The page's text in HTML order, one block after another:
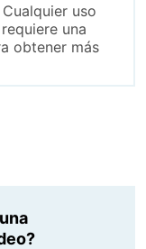
Cualquier uso
una
obtener más